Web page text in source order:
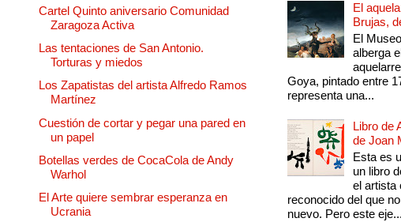
Cartel Quinto aniversario Comunidad
Zaragoza Activa
Las tentaciones de San Antonio.
Torturas y miedos
Los Zapatistas del artista Alfredo Ramos
Martínez
Cuestión de cortar y pegar una pared en
un papel
Botellas verdes de CocaCola de Andy
Warhol
El Arte quiere sembrar esperanza en
Ucrania
El
Brujas,
El
alberga
Goya, pintado entre
representa una...
Libro de
de Joan
Esta es
un libro
el artista
reconocido del que
nuevo. Pero este eje...